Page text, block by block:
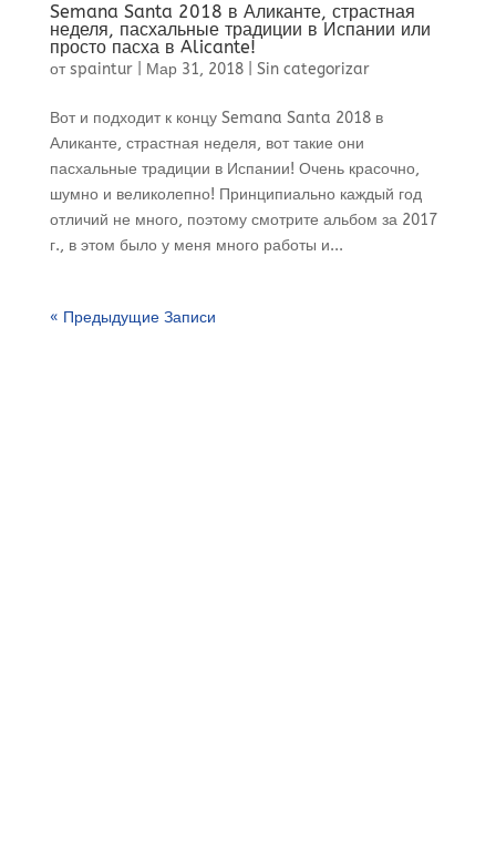
Semana Santa 2018 в Аликанте, страстная
неделя, пасхальные традиции в Испании или
просто пасха в Alicante!
отspaintur| Мар 31, 2018| Sin categorizar
Вот и подходит к концу Semana Santa 2018 в
Аликанте, страстная неделя, вот такие они
пасхальные традиции в Испании! Очень красочно,
шумно и великолепно! Принципиально каждый год
отличий не много, поэтому смотрите альбом за 2017
г., в этом было у меня много работы и...
« Предыдущие Записи